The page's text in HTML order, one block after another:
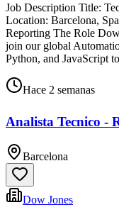
Job Description Title:
Location: Barcelona,
Reporting The Role
join our global
Python, and JavaScript
Hace 2 semanas
Analista Tecnico -
Barcelona
Dow Jones